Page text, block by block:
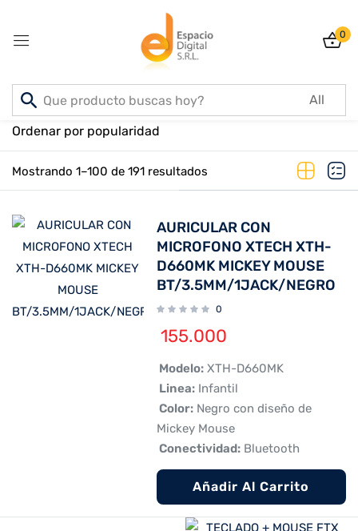
0
Inicio PRODUCTOS
Mostrando 1–100 de 191 resultados Ordenado por popularidad
Ordenar por popularidad
AURICULAR CON
MICROFONO XTECH XTH-
D660MK MICKEY MOUSE
BT/3.5MM/1JACK/NEGRO
0
155.000
 Modelo:XTH-D660MK
 Linea:Infantil
 Color:Negro con diseño de
Mickey Mouse
 Conectividad:Bluetooth
Añadir Al Carrito
Sign in
Lost
password?
Create an account